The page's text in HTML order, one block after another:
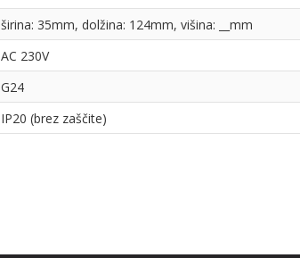
širina: 35mm, dolžina: 124mm, višina: __mm
AC 230V
G24
IP20 (brez zaščite)